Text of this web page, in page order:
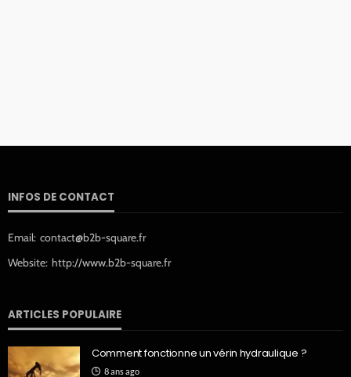
INFOS DE CONTACT
Email: contact@b2b-square.fr
Website: http://www.b2b-square.fr
ARTICLES POPULAIRE
Comment fonctionne un vérin hydraulique ?
8 ans ago